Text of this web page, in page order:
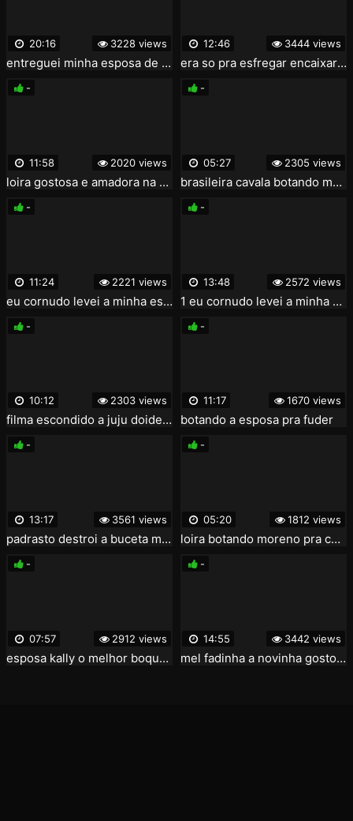
20:16 3228 views
entreguei minha esposa de olhos vendados para o estranho fuder - cuckold real amador forte - completo no red
12:46 3444 views
era so pra esfregar encaixar na portinha pra tirar uma foto
-
11:58 2020 views
loira gostosa e amadora na suruba
-
05:27 2305 views
brasileira cavala botando mecanico pra chupar sua buceta
-
11:24 2221 views
eu cornudo levei a minha esposa safada em um massagista profissional e olha o que aconteceu parte 2
-
13:48 2572 views
1 eu cornudo levei a minha esposa safada em um massagista profissional e olha o que aconteceu parte 1
-
10:12 2303 views
filma escondido a juju doidera fazendo porno pra hardbrazil - parte 2 - binho ted
-
11:17 1670 views
botando a esposa pra fuder
-
13:17 3561 views
padrasto destroi a buceta macia de sua enteada no hotel enquanto sua mae toma banho
-
05:20 1812 views
loira botando moreno pra chupar sua buceta
-
07:57 2912 views
esposa kally o melhor boquete que voce vera hoje. nao tem como nao goza vendo essa casada. se toda mulher chupasse assim
-
14:55 3442 views
mel fadinha a novinha gostosa carioca de 19 aninhos fudendo com 2 na suruba no quarto do motel pro jr doidera gravar